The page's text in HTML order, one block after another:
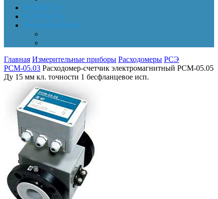
НОВОСТИ
КОНТАКТЫ
Личный кабинет
Главная Измерительные приборы Расходомеры РСЭ
РСМ-05.03 Расходомер-счетчик электромагнитный РСМ-05.05
Ду 15 мм кл. точности 1 бесфланцевое исп.